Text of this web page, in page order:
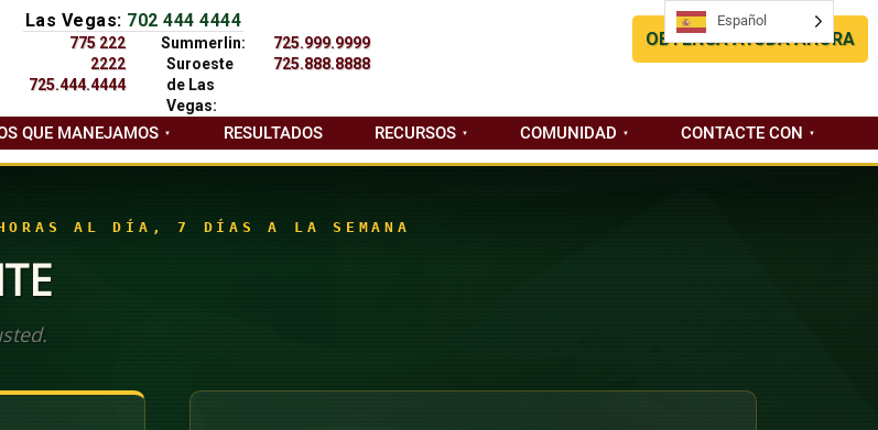
Las Vegas: 702 444 4444
775 222
2222
725.444.4444
Summerlin:
725.999.9999
Suroeste
de Las
Vegas:
725.888.8888
OBTENGA AYUDA AHORA
QUE MANEJAMOS RESULTADOS RECURSOS COMUNIDAD CONTACTE CON
AL DÍA, 7 DÍAS A LA SEMANA
Español
Español